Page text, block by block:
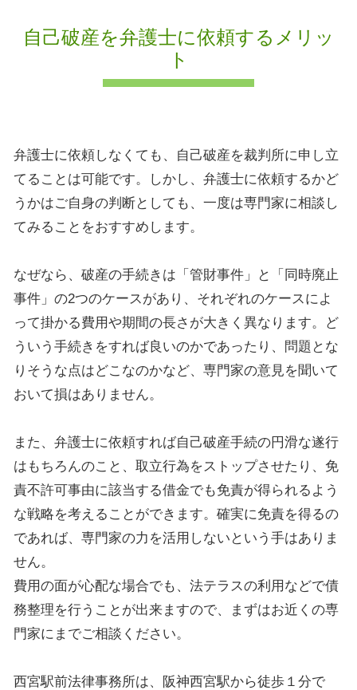
自己破産を弁護士に依頼するメリッ
ト
弁護士に依頼しなくても、自己破産を裁判所に申し立
てることは可能です。しかし、弁護士に依頼するかど
うかはご自身の判断としても、一度は専門家に相談し
てみることをおすすめします。
なぜなら、破産の手続きは「管財事件」と「同時廃止
事件」の2つのケースがあり、それぞれのケースによ
って掛かる費用や期間の長さが大きく異なります。ど
ういう手続きをすれば良いのかであったり、問題とな
りそうな点はどこなのかなど、専門家の意見を聞いて
おいて損はありません。
また、弁護士に依頼すれば自己破産手続の円滑な遂行
はもちろんのこと、取立行為をストップさせたり、免
責不許可事由に該当する借金でも免責が得られるよう
な戦略を考えることができます。確実に免責を得るの
であれば、専門家の力を活用しないという手はありま
せん。
費用の面が心配な場合でも、法テラスの利用などで債
務整理を行うことが出来ますので、まずはお近くの専
門家にまでご相談ください。
西宮駅前法律事務所は、阪神西宮駅から徒歩１分で